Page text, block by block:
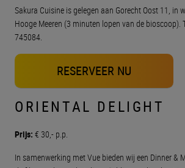
Sakura Cuisine is gelegen aan Gorecht Oost 11, in
Hooge Meeren (3 minuten lopen van de bioscoop).
745084.
RESERVEER NU
ORIENTAL DELIGHT
Prijs: € 30,- p.p.
In samenwerking met Vue bieden wij een Dinner &